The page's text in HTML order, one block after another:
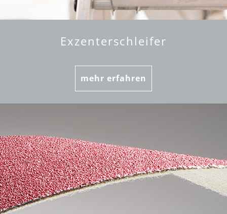
Exzenterschleifer
mehr erfahren